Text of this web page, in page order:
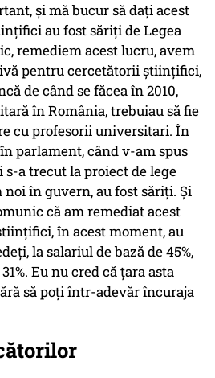
și mă bucur să dați acest
au fost săriți de Legea
remediem acest lucru, avem
pentru cercetătorii științifici,
de când se făcea în 2010,
în România, trebuiau să fie
cu profesorii universitari. În
parlament, când v-am spus
s-a trecut la proiect de lege
noi în guvern, au fost săriți. Și
că am remediat acest
în acest moment, au
la salariul de bază de 45%,
Eu nu cred că țara asta
să poți într-adevăr încuraja